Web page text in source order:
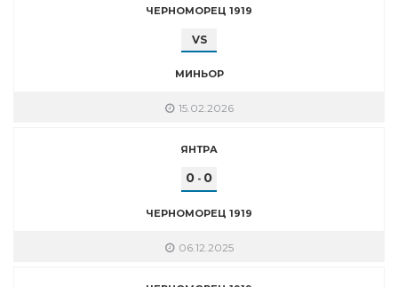
ЧЕРНОМОРЕЦ 1919
VS
МИНЬОР
15.02.2026
ЯНТРА
0 - 0
ЧЕРНОМОРЕЦ 1919
06.12.2025